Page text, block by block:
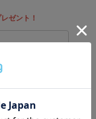
ゼント！
いただけます